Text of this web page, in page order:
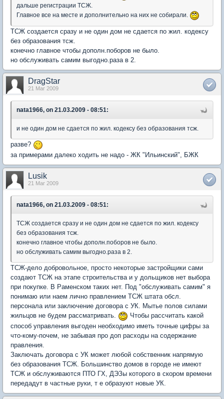
дальше регистрации ТСЖ.
Главное все на месте и дополнительно на них не собирали.
ТСЖ создается сразу и не один дом не сдается по жил. кодексу
без образования тсж.
конечно главное чтобы дополн.поборов не было.
но обслуживать самим выгодно.раза в 2.
DragStar
21 Mar 2009
nata1966, on 21.03.2009 - 08:51:
и не один дом не сдается по жил. кодексу без образования тсж.
разве?
за примерами далеко ходить не надо - ЖК "Ильинский", БЖК
Lusik
21 Mar 2009
nata1966, on 21.03.2009 - 08:51:
ТСЖ создается сразу и не один дом не сдается по жил. кодексу
без образования тсж.
конечно главное чтобы дополн.поборов не было.
но обслуживать самим выгодно.раза в 2.
ТСЖ-дело добровольное, просто некоторые застройщики сами
создают ТСЖ на этапе строительства и у дольщиков нет выбора
при покупке. В Раменском таких нет. Под "обслуживать самим" я
понимаю или наем лично правлением ТСЖ штата обсл.
персонала или заключение договора с УК. Мытье полов силами
жильцов не будем рассматривать.
Чтобы рассчитать какой
способ управления выгоден необходимо иметь точные цифры за
что-кому-почем, не забывая про доп расходы на содержание
правления.
Заключать договора с УК может любой собственник напрямую
без образования ТСЖ. Большинство домов в городе не имеют
ТСЖ и обслуживаются ПТО ГХ, ДЭЗы которого в скором времени
передадут в частные руки, т е образуют новые УК.